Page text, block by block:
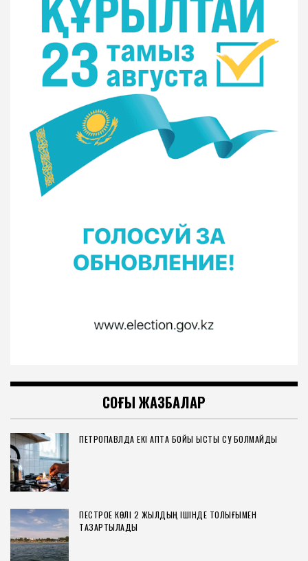
СОҢҒЫ ЖАЗБАЛАР
ПЕТРОПАВЛДА ЕКІ АПТА БОЙЫ ЫСТЫҚ СУ БОЛМАЙДЫ
ПЕСТРОЕ КӨЛІ 2 ЖЫЛДЫҢ ІШІНДЕ ТОЛЫҒЫМЕН
ТАЗАРТЫЛАДЫ